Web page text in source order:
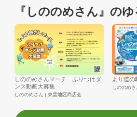
『しののめさん』の
しののめさんマーチ ふりつけダ
ンス動画大募集
しののめさん | 東雲地区商店会
より道の
しののめ